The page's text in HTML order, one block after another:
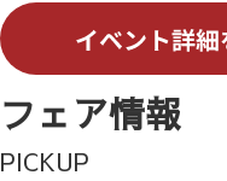
フェア情報
PICKUP